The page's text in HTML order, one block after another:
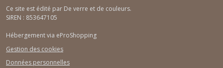
Ce site est édité par De verre et de couleurs.
SIREN : 853647105
Hébergement via eProShopping
Gestion des cookies
Données personnelles